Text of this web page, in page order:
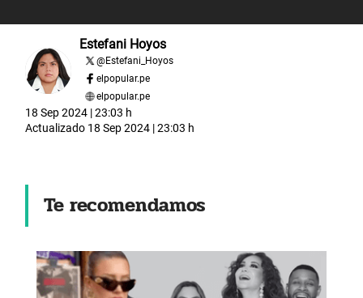
Estefani Hoyos
@Estefani_Hoyos
elpopular.pe
elpopular.pe
18 Sep 2024 | 23:03 h
Actualizado 18 Sep 2024 | 23:03 h
Te recomendamos